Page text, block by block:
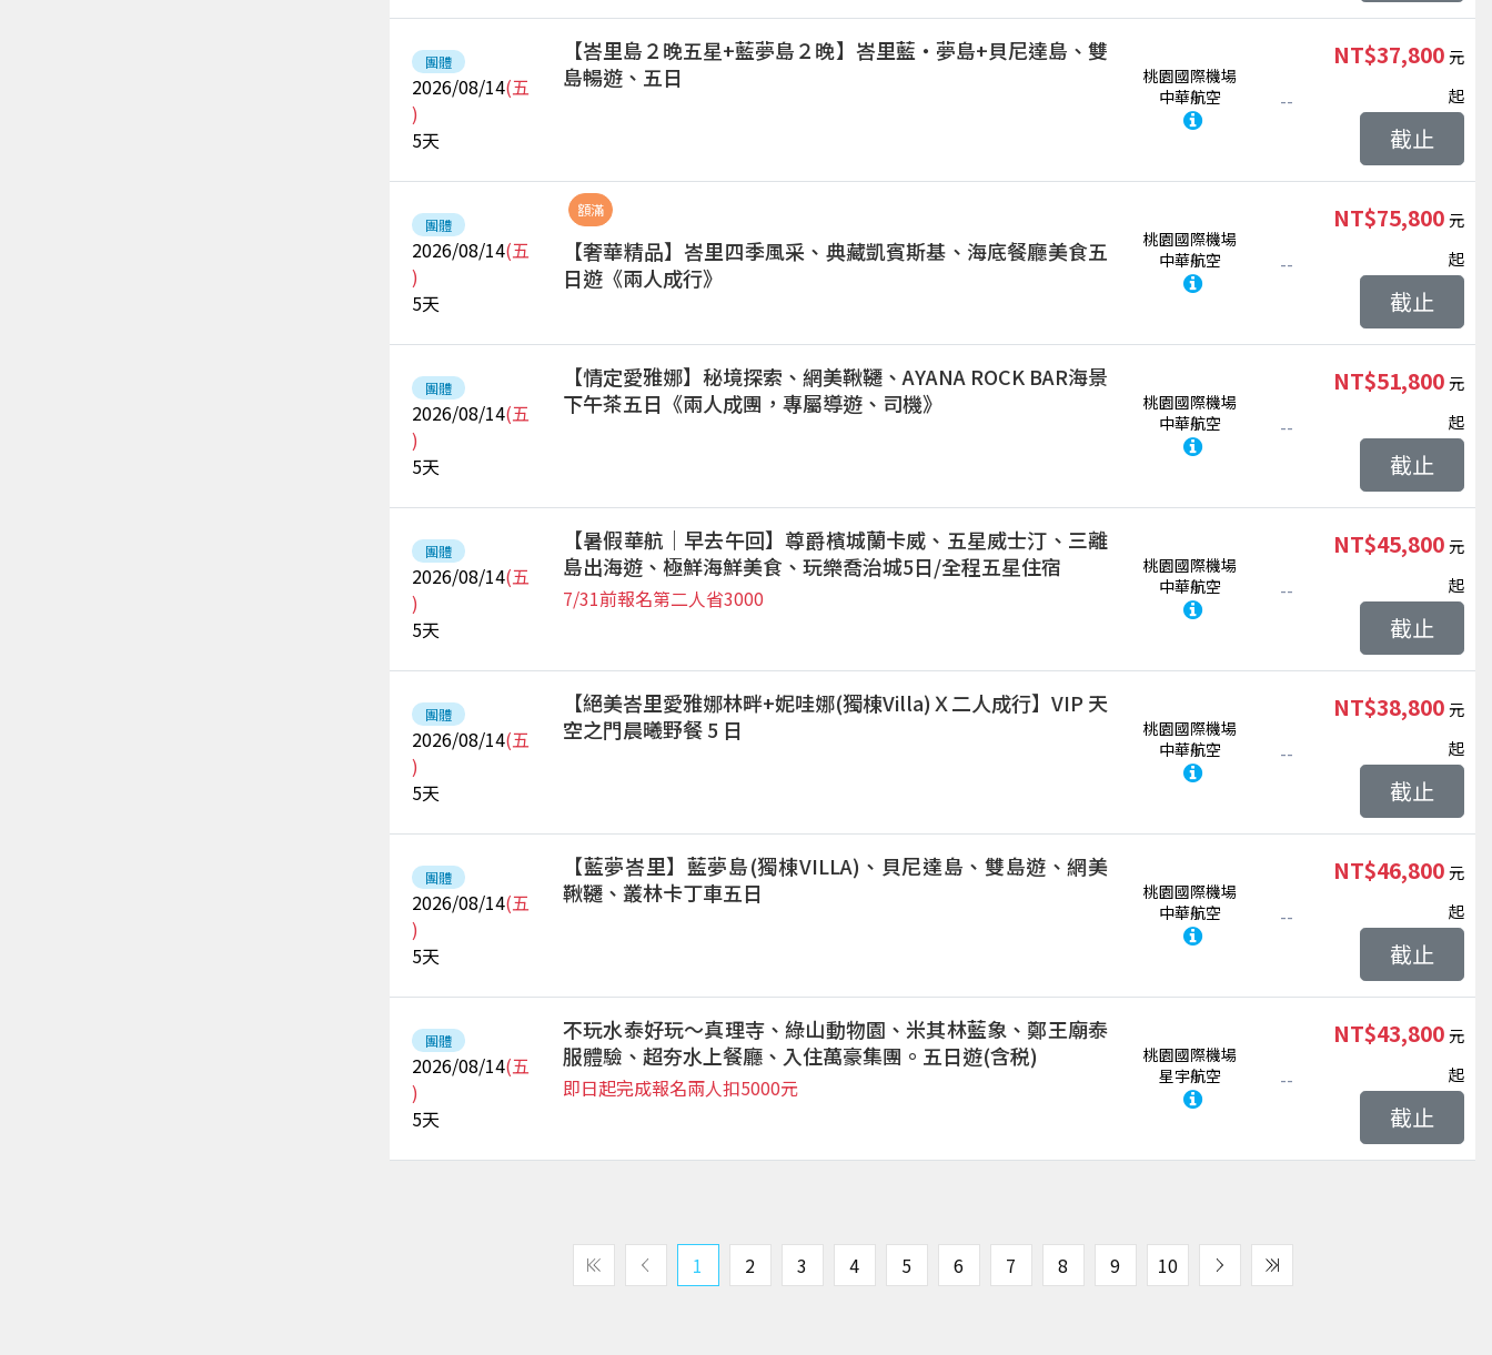
團體
2026/08/14(五
)
5天
【峇里島２晚五星+藍夢島２晚】峇里藍‧夢島+貝尼達島、雙
島暢遊、五日
桃園國際機場
中華航空
--
NT$37,800
起
截止
團體
2026/08/14(五
)
5天
額滿
【奢華精品】峇里四季風采、典藏凱賓斯基、海底餐廳美食五
日遊《兩人成行》
桃園國際機場
中華航空
--
NT$75,800
起
截止
團體
2026/08/14(五
)
5天
【情定愛雅娜】秘境探索、網美鞦韆、AYANA ROCK BAR海景
下午茶五日《兩人成團，專屬導遊、司機》
桃園國際機場
中華航空
--
NT$51,800
起
截止
團體
2026/08/14(五
)
5天
【暑假華航｜早去午回】尊爵檳城蘭卡威、五星威士汀、三離
島出海遊、極鮮海鮮美食、玩樂喬治城5日/全程五星住宿
7/31前報名第二人省3000
桃園國際機場
中華航空
--
NT$45,800
起
截止
團體
2026/08/14(五
)
5天
【絕美峇里愛雅娜林畔+妮哇娜(獨棟Villa)Ｘ二人成行】VIP 天
空之門晨曦野餐 5 日
桃園國際機場
中華航空
--
NT$38,800
起
截止
團體
2026/08/14(五
)
5天
【藍夢峇里】藍夢島(獨棟VILLA)、貝尼達島、雙島遊、網美
鞦韆、叢林卡丁車五日
桃園國際機場
中華航空
--
NT$46,800
起
截止
團體
2026/08/14(五
)
5天
不玩水泰好玩～真理寺、綠山動物園、米其林藍象、鄭王廟泰
服體驗、超夯水上餐廳、入住萬豪集團。五日遊(含税)
即日起完成報名兩人扣5000元
桃園國際機場
星宇航空
--
NT$43,800
起
截止
1 2 3 4 5 6 7 8 9 10